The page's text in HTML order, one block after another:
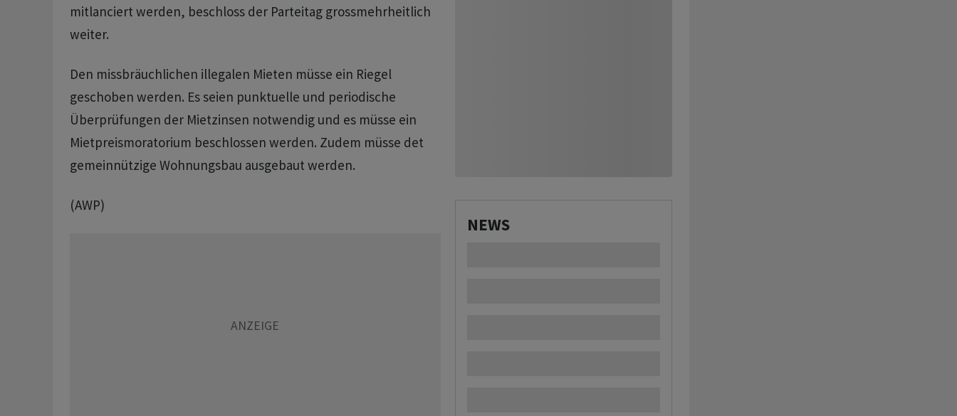
mitlanciert werden, beschloss der Parteitag grossmehrheitlich
weiter.
Den missbräuchlichen illegalen Mieten müsse ein Riegel
geschoben werden. Es seien punktuelle und periodische
Überprüfungen der Mietzinsen notwendig und es müsse ein
Mietpreismoratorium beschlossen werden. Zudem müsse det
gemeinnützige Wohnungsbau ausgebaut werden.
(AWP)
NEWS